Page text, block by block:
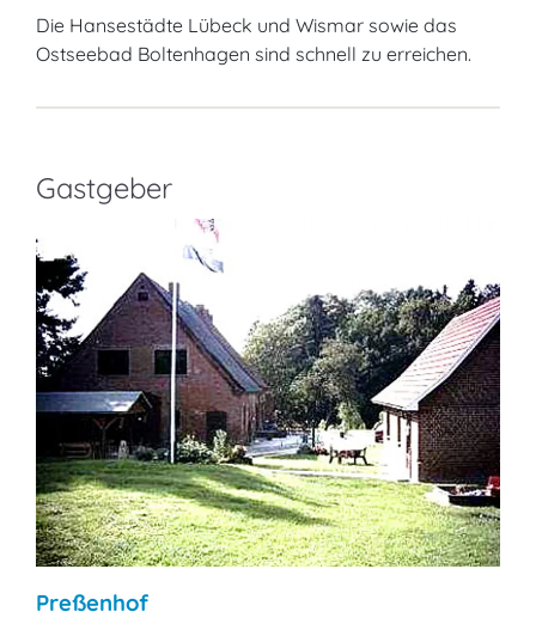
Die Hansestädte Lübeck und Wismar sowie das
Ostseebad Boltenhagen sind schnell zu erreichen.
Gastgeber
Preßenhof